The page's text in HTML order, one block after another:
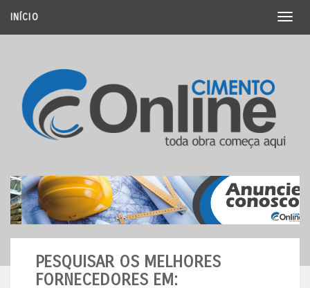
INÍCIO
PESQUISAR OS MELHORES
FORNECEDORES EM: